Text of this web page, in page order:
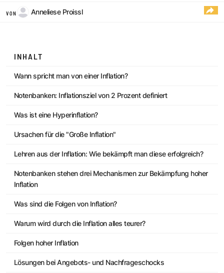
VON Anneliese Proissl
INHALT
Wann spricht man von einer Inflation?
Notenbanken: Inflationsziel von 2 Prozent definiert
Was ist eine Hyperinflation?
Ursachen für die "Große Inflation"
Lehren aus der Inflation: Wie bekämpft man diese erfolgreich?
Notenbanken stehen drei Mechanismen zur Bekämpfung hoher
Inflation
Was sind die Folgen von Inflation?
Warum wird durch die Inflation alles teurer?
Folgen hoher Inflation
Lösungen bei Angebots- und Nachfrageschocks